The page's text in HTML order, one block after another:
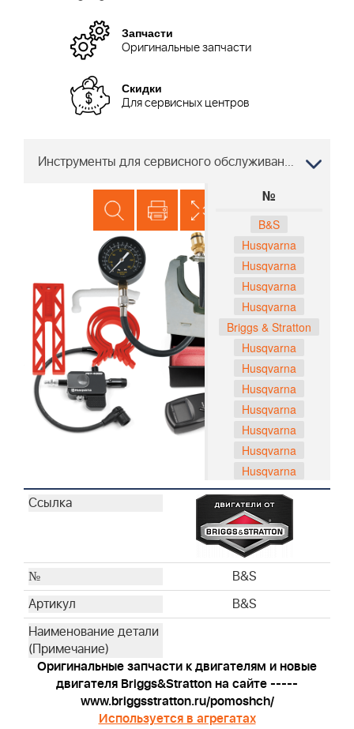
Запчасти
Оригинальные запчасти
Скидки
Для сервисных центров
Инструменты для сервисного обслуживания ST227P, 96191008800 2014-06
№
B&S
Husqvarna
Husqvarna
Husqvarna
Husqvarna
Briggs & Stratton
Husqvarna
Husqvarna
Husqvarna
Husqvarna
Husqvarna
Husqvarna
Husqvarna
Husqvarna
Husqvarna
Husqvarna
Husqvarna
Husqvarna
Husqvarna
Husqvarna
Husqvarna
Husqvarna
Husqvarna
B&S
B&S
Оригинальные запчасти к двигателям и новые
двигателя Briggs&Stratton на сайте -----
www.briggsstratton.ru/pomoshch/
Используется в агрегатах